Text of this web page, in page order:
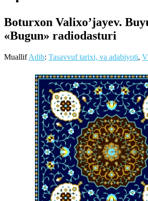
Boturxon Valixo’jayev.
«Bugun» radiodasturi
MuallifAdib: Tasavvuf tarixi, va adabiyoti,